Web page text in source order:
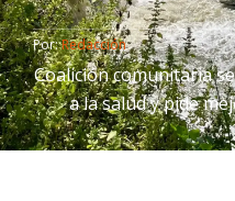
Por: Redacción
Coalición comunitaria
a la salud y pide